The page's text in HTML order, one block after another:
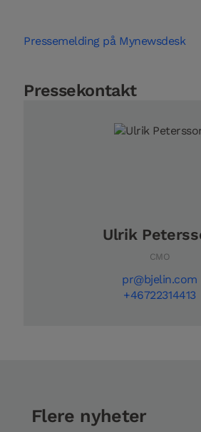
Pressemelding på Mynewsdesk
Pressekontakt
Ulrik
CMO
pr@bjelin.com
+46722314413
Flere nyheter